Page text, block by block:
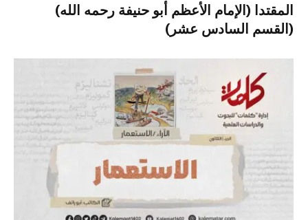
المقتدا (الإمام الأعظم أبو حنيفة رحمه الله)
(القسم السادس عشر)